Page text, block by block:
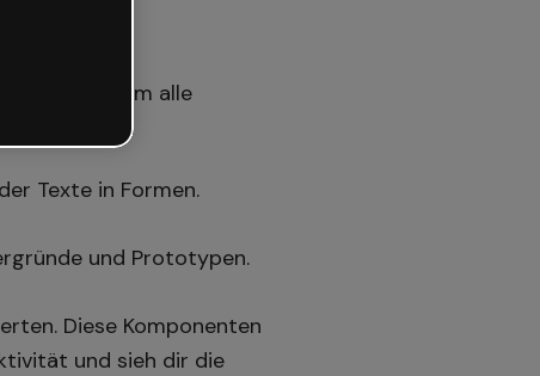
in dem alle
Texte in Formen.
und Prototypen.
Diese Komponenten
und sieh dir die